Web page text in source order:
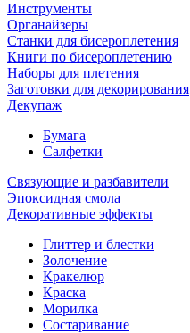
Инструменты
Органайзеры
Станки для бисероплетения
Книги по бисероплетению
Наборы для плетения
Заготовки для декорирования
Декупаж
Бумага
Салфетки
Связующие и разбавители
Эпоксидная смола
Декоративные эффекты
Глиттер и блестки
Золочение
Кракелюр
Краска
Морилка
Состаривание